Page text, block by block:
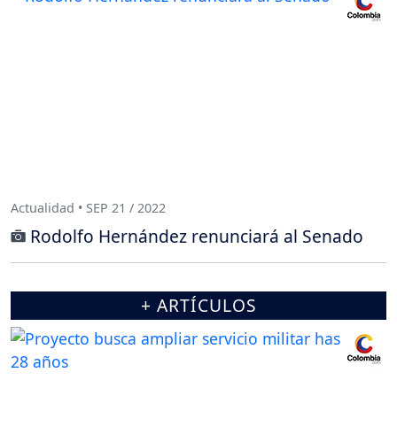
Actualidad • SEP 21 / 2022
Rodolfo Hernández renunciará al Senado
+ ARTÍCULOS